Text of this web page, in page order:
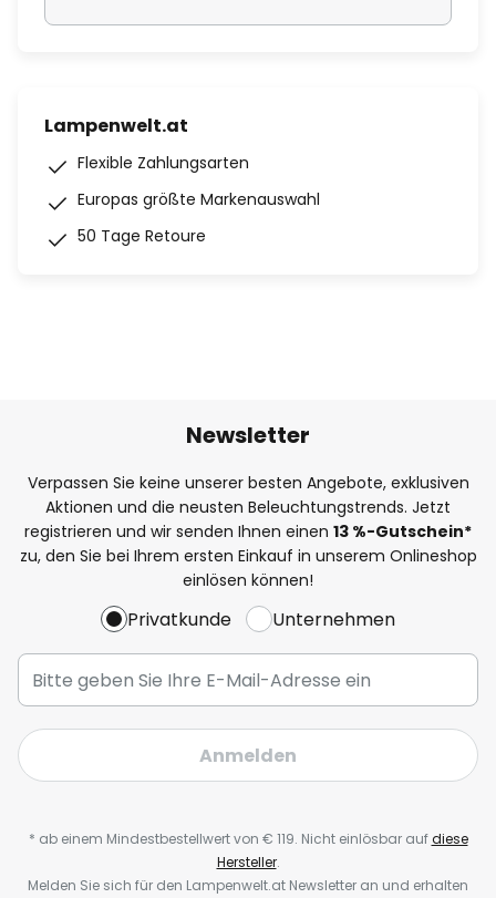
Lampenwelt.at
Flexible Zahlungsarten
Europas größte Markenauswahl
50 Tage Retoure
Newsletter
Verpassen Sie keine unserer besten Angebote, exklusiven
Aktionen und die neusten Beleuchtungstrends. Jetzt
registrieren und wir senden Ihnen einen 13 %-Gutschein*
zu, den Sie bei Ihrem ersten Einkauf in unserem Onlineshop
einlösen können!
Privatkunde Unternehmen
Anmelden
* ab einem Mindestbestellwert von € 119. Nicht einlösbar aufdiese
Hersteller.
Melden Sie sich für den Lampenwelt.at Newsletter an und erhalten